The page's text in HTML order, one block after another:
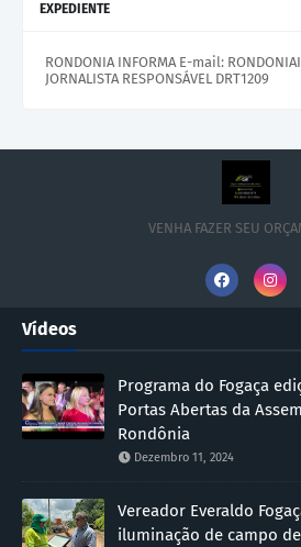
EXPEDIENTE
RONDONIA INFORMA E-mail:
JORNALISTA RESPONSÁVEL DRT1209
VENHA FAZER SEU
Vídeos
Programa do Fogaça
Portas Abertas da
Rondônia
Dezembro 11, 2024
Vereador Everaldo
iluminação de campo